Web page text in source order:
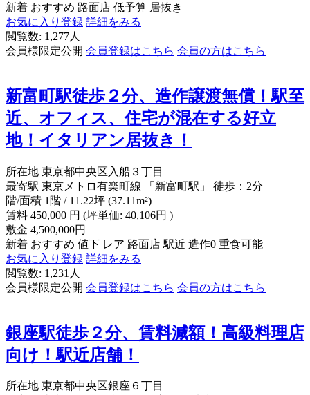
新着 おすすめ 路面店 低予算 居抜き
お気に入り登録 詳細をみる
閲覧数: 1,277人
会員様限定公開 会員登録はこちら 会員の方はこちら
新富町駅徒歩２分、造作譲渡無償！駅至
近、オフィス、住宅が混在する好立
地！イタリアン居抜き！
所在地 東京都中央区入船３丁目
最寄駅 東京メトロ有楽町線 「新富町駅」 徒歩：2分
階/面積 1階 / 11.22坪 (37.11m²)
賃料 450,000 円 (坪単価: 40,106円 )
敷金 4,500,000円
新着 おすすめ 値下 レア 路面店 駅近 造作0 重食可能
お気に入り登録 詳細をみる
閲覧数: 1,231人
会員様限定公開 会員登録はこちら 会員の方はこちら
銀座駅徒歩２分、賃料減額！高級料理店
向け！駅近店舗！
所在地 東京都中央区銀座６丁目